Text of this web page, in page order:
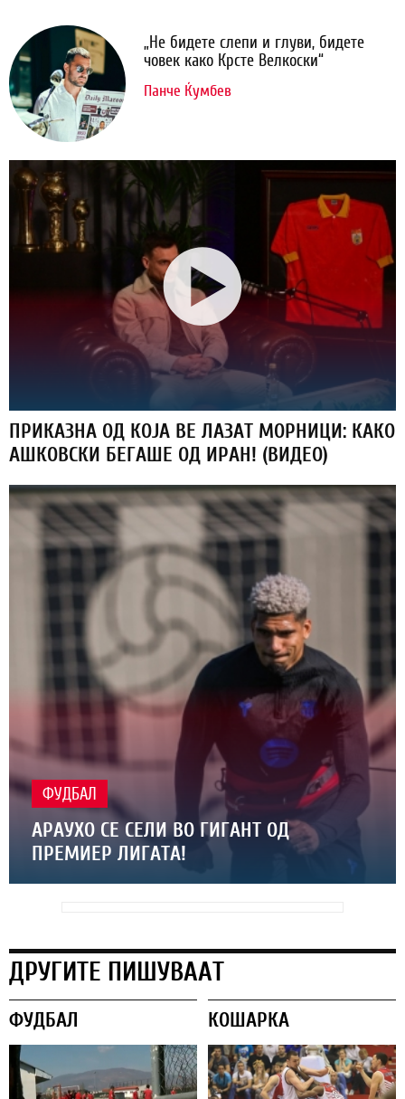
„Не бидете слепи и глуви, бидете
човек како Крсте Велкоски“
Панче Ќумбев
ПРИКАЗНА ОД КОЈА ВЕ ЛАЗАТ МОРНИЦИ: КАКО
АШКОВСКИ БЕГАШЕ ОД ИРАН! (ВИДЕО)
ФУДБАЛ
АРАУХО СЕ СЕЛИ ВО ГИГАНТ ОД
ПРЕМИЕР ЛИГАТА!
ДРУГИТЕ ПИШУВААТ
ФУДБАЛ КОШАРКА